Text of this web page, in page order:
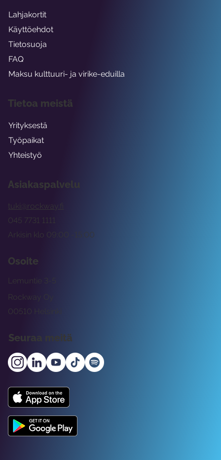
Asiakaspalvelu
tuki@rockway.fi
Arkisin klo 09:00 -15:00
045 7731 1111
Osoite
Rockway Oy
Lemuntie 3-5
00510 Helsinki
Seuraa meitä
Lahjakortit
Käyttöehdot
Tietosuoja
FAQ
Maksu kulttuuri- ja virike-eduilla
Tietoa meistä
Yrityksestä
Työpaikat
Yhteistyö